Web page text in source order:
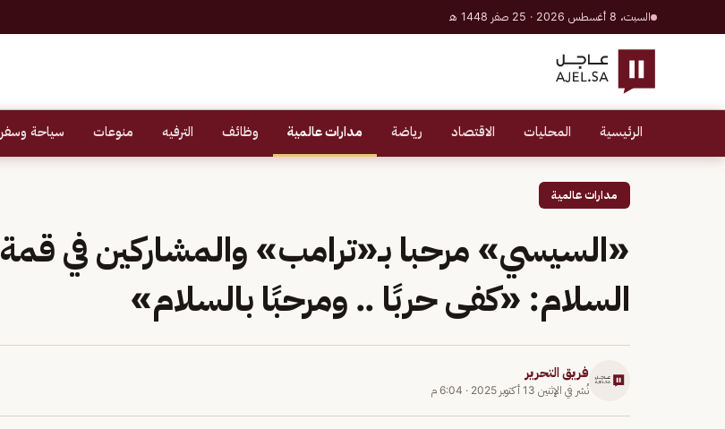
السبت، 8 أغسطس 2026 · 25 صفر 1448 هـ
الرئيسية المحليات الاقتصاد رياضة مدارات عالمية وظائف الترفيه منوعات سياحة وسفر
مدارات عالمية
«السيسي» مرحبا بـ«ترامب» والمشاركين في قمة
السلام: «كفى حربًا .. ومرحبًا بالسلام»
فريق التحرير
نُشر في الإثنين 13 أكتوبر 2025 · 6:04 م